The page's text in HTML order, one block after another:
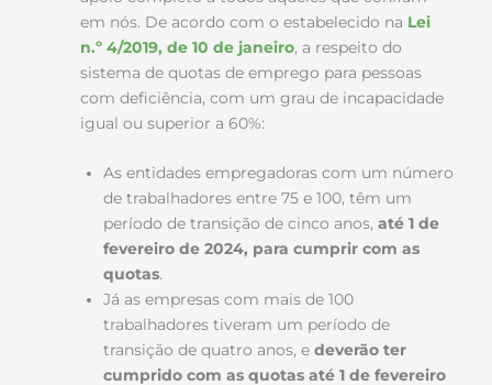
em nós. De acordo com o estabelecido na Lei
n.º 4/2019, de 10 de janeiro, a respeito do
sistema de quotas de emprego para pessoas
com deficiência, com um grau de incapacidade
igual ou superior a 60%:
As entidades empregadoras com um número
de trabalhadores entre 75 e 100, têm um
período de transição de cinco anos, até 1 de
fevereiro de 2024, para cumprir com as
quotas.
Já as empresas com mais de 100
trabalhadores tiveram um período de
transição de quatro anos, e deverão ter
cumprido com as quotas até 1 de fevereiro